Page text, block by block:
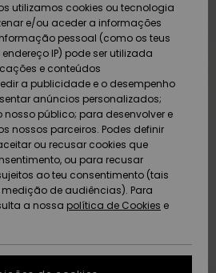
e
água
e
água
Shop
de
de
utilizamos cookies ou tecnologia
e/ou aceder a informações
pessoal (como os teus
IP) pode ser utilizada
e conteúdos
a publicidade e o desempenho
anúncios personalizados;
público; para desenvolver e
nossos parceiros. Podes definir
ou recusar cookies que
ou para recusar
ao teu consentimento (tais
de audiências). Para
a nossa política de Cookies e